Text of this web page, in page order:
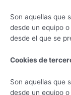
Son aquellas que
desde un equipo
desde el que se
Cookies de
Son aquellas que
desde un equipo